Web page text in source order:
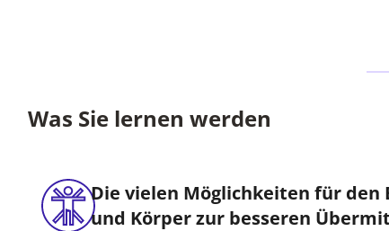
Was Sie lernen werden
Die vielen Möglichkeiten für den
und Körper zur besseren